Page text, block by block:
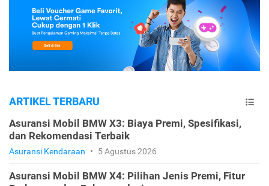
ARTIKEL TERBARU
Asuransi Mobil BMW X3: Biaya Premi, Spesifikasi,
dan Rekomendasi Terbaik
Asuransi Kendaraan • 5 Agustus 2026
Asuransi Mobil BMW X4: Pilihan Jenis Premi, Fitur